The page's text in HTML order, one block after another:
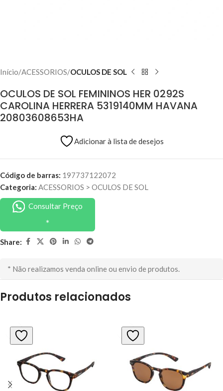
Início ACESSORIOS OCULOS DE SOL
OCULOS DE SOL FEMININOS HER 0292S
CAROLINA HERRERA 5319140MM HAVANA
20803608653HA
Adicionar à lista de desejos
Código de barras: 197737122072
Categoria: ACESSORIOS > OCULOS DE SOL
Consultar Preço
Share:
* Não realizamos venda online ou envio de produtos.
Produtos relacionados